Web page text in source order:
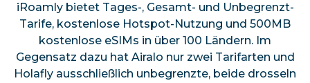
iRoamly bietet Tages-, Gesamt- und Unbegrenzt-
Tarife, kostenlose Hotspot-Nutzung und 500MB
kostenlose eSIMs in über 100 Ländern. Im
Gegensatz dazu hat Airalo nur zwei Tarifarten und
Holafly ausschließlich unbegrenzte, beide drosseln